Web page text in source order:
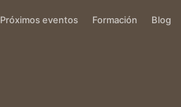
Próximos eventos Formación Blog